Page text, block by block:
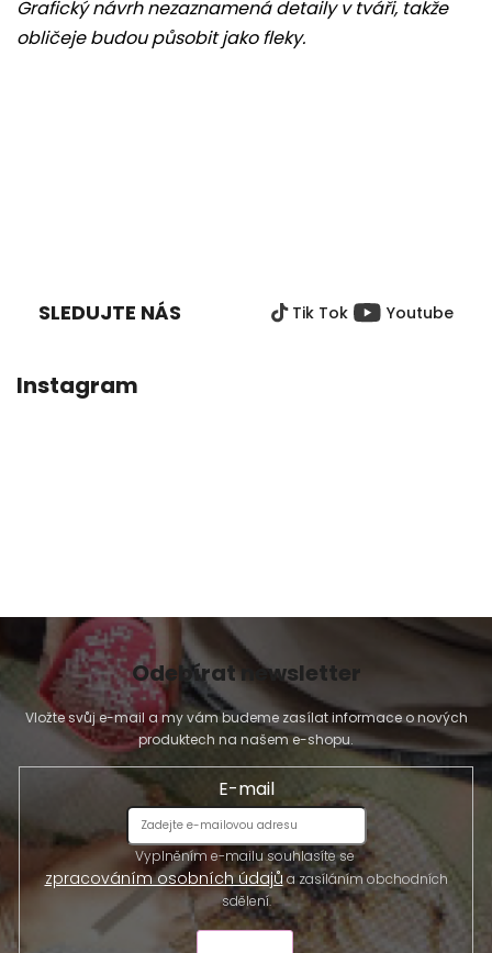
Grafický návrh nezaznamená detaily v tváři, takže
obličeje budou působit jako fleky.
SLEDUJTE NÁS Tik Tok Youtube
Instagram
Odebírat newsletter
Vložte svůj e-mail a my vám budeme zasílat informace o nových
produktech na našem e-shopu.
E-mail
Vyplněním e-mailu souhlasíte se
zpracováním osobních údajůa zasíláním obchodních
sdělení.